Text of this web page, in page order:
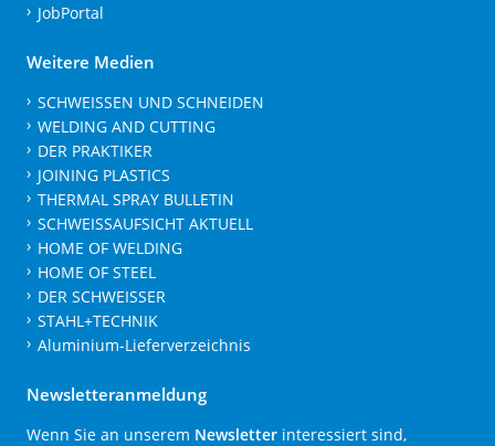
JobPortal
Weitere Medien
SCHWEISSEN UND SCHNEIDEN
WELDING AND CUTTING
DER PRAKTIKER
JOINING PLASTICS
THERMAL SPRAY BULLETIN
SCHWEISSAUFSICHT AKTUELL
HOME OF WELDING
HOME OF STEEL
DER SCHWEISSER
STAHL+TECHNIK
Aluminium-Lieferverzeichnis
Newsletteranmeldung
Wenn Sie an unserem Newsletter interessiert sind,